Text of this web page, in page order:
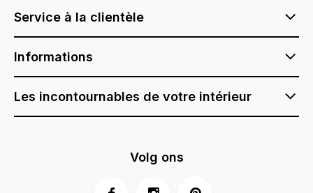
Service à la clientèle
Informations
Les incontournables de votre intérieur
Volg ons